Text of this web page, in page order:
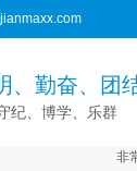
jianmaxx.com
、勤奋、团
纪、博学、乐群
非